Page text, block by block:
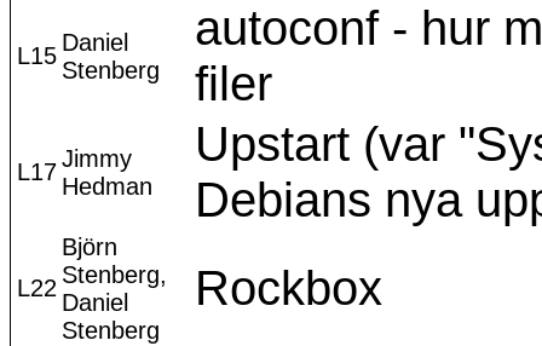
L15 Daniel
Stenberg
autoconf - hur
filer
L17Jimmy
Hedman
Upstart (var
Debians nya
L22
Björn
Stenberg,
Daniel
Stenberg
Rockbox